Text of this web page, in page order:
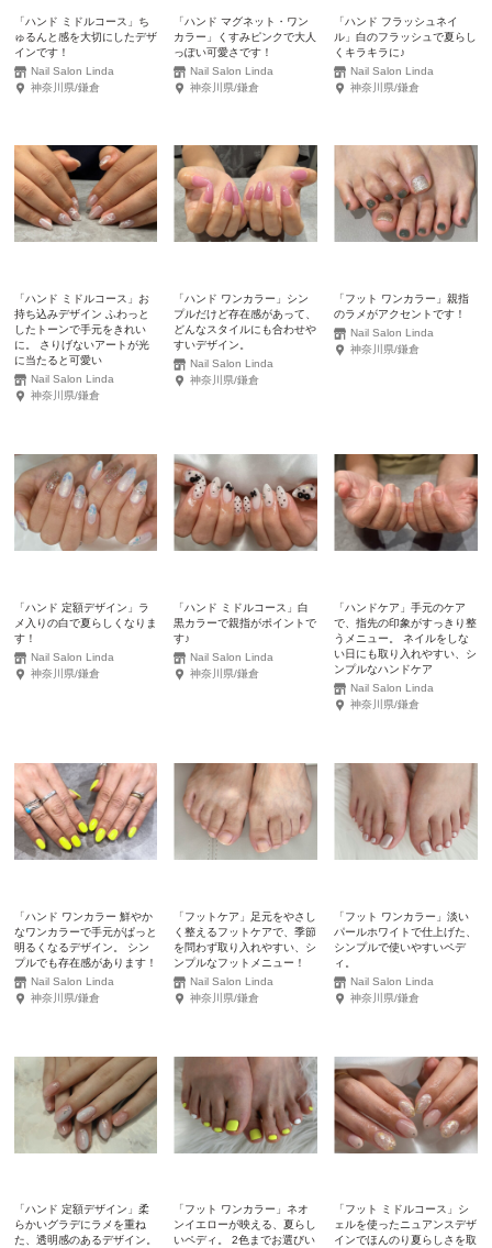
「ハンド ミドルコース」ち
ゅるんと感を大切にしたデザ
インです！
Nail Salon Linda
神奈川県/鎌倉
「ハンド マグネット・ワン
カラー」くすみピンクで大人
っぽい可愛さです！
Nail Salon Linda
神奈川県/鎌倉
「ハンド フラッシュネイ
ル」白のフラッシュで夏らし
くキラキラに♪
Nail Salon Linda
神奈川県/鎌倉
「ハンド ミドルコース」お
持ち込みデザイン ふわっと
したトーンで手元をきれい
に。 さりげないアートが光
に当たると可愛い
Nail Salon Linda
神奈川県/鎌倉
「ハンド ワンカラー」シン
プルだけど存在感があって、
どんなスタイルにも合わせや
すいデザイン。
Nail Salon Linda
神奈川県/鎌倉
「フット ワンカラー」親指
のラメがアクセントです！
Nail Salon Linda
神奈川県/鎌倉
「ハンド 定額デザイン」ラ
メ入りの白で夏らしくなりま
す！
Nail Salon Linda
神奈川県/鎌倉
「ハンド ミドルコース」白
黒カラーで親指がポイントで
す♪
Nail Salon Linda
神奈川県/鎌倉
「ハンドケア」手元のケア
で、指先の印象がすっきり整
うメニュー。 ネイルをしな
い日にも取り入れやすい、シ
ンプルなハンドケア
Nail Salon Linda
神奈川県/鎌倉
「ハンド ワンカラー 鮮やか
なワンカラーで手元がぱっと
明るくなるデザイン。 シン
プルでも存在感があります！
Nail Salon Linda
神奈川県/鎌倉
「フットケア」足元をやさし
く整えるフットケアで、季節
を問わず取り入れやすい、シ
ンプルなフットメニュー！
Nail Salon Linda
神奈川県/鎌倉
「フット ワンカラー」淡い
パールホワイトで仕上げた、
シンプルで使いやすいペデ
ィ。
Nail Salon Linda
神奈川県/鎌倉
「ハンド 定額デザイン」柔
らかいグラデにラメを重ね
た、透明感のあるデザイン。
「フット ワンカラー」ネオ
ンイエローが映える、夏らし
いペディ。 2色までお選びい
「フット ミドルコース」シ
ェルを使ったニュアンスデザ
インでほんのり夏らしさを取